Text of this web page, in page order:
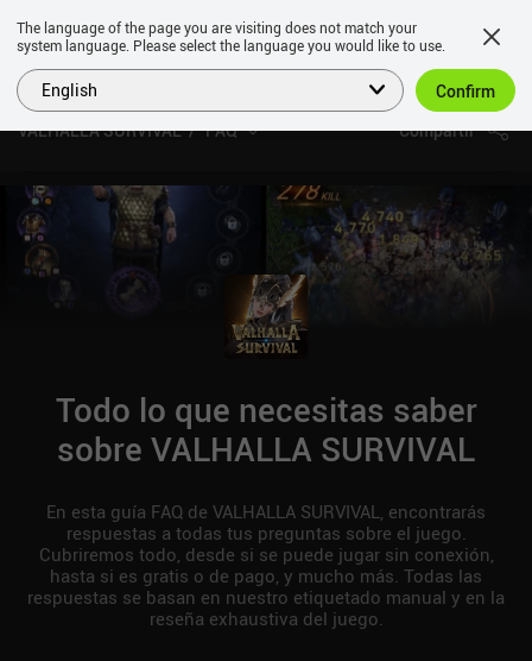
VALHALLA SURVIVAL FAQ Compartir
Todo lo que necesitas saber
sobre VALHALLA SURVIVAL
En esta guía FAQ de VALHALLA SURVIVAL, encontrarás
respuestas a todas tus preguntas sobre el juego.
Cubriremos todo, desde si se puede jugar sin conexión,
hasta si es gratis o de pago, y mucho más. Todas las
respuestas se basan en nuestro etiquetado manual y en la
reseña exhaustiva del juego.
The language of the page you are visiting does not match your
system language. Please select the language you would like to use.
English Confirm